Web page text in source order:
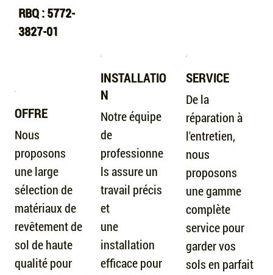
RBQ : 5772-
3827-01
RBQ : 5772-
3827-01
RBQ : 5772-
3827-01
RBQ : 5772-
3827-01
INSTALLATIO
N
Notre équipe
de
professionne
ls assure un
travail précis
et
une
installation
efficace pour
SERVICE
De la
réparation à
l'entretien,
nous
proposons
une gamme
complète
service pour
garder vos
sols en parfait
OFFRE
Nous
proposons
une large
sélection de
matériaux de
revêtement de
sol de haute
qualité pour